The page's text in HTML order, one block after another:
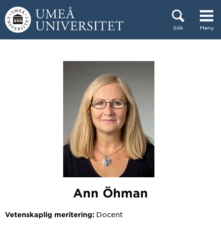
Hoppa direkt till innehållet
Sök Meny
Ann Öhman
Vetenskaplig meritering: Docent